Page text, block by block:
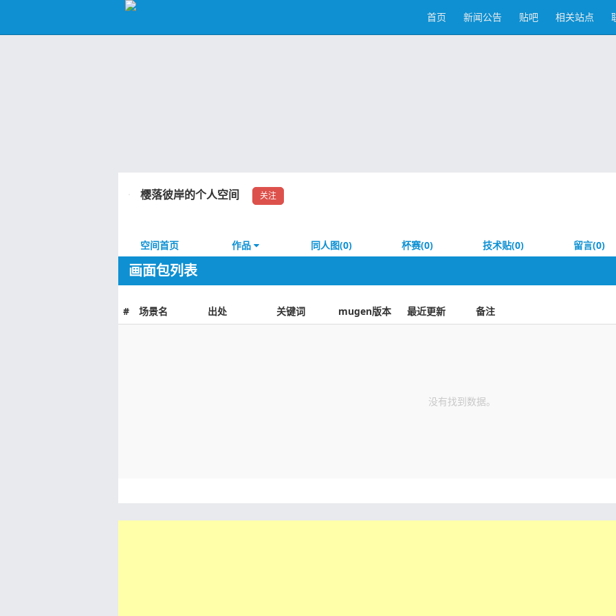
首页 新闻公告 贴吧 相关站点
樱落彼岸的个人空间 关注
空间首页 作品 同人图(0) 杯赛(0) 技术贴(0) 留言(0)
画面包列表
# 场景名 出处 关键词 mugen版本 最近更新 备注
没有找到数据。